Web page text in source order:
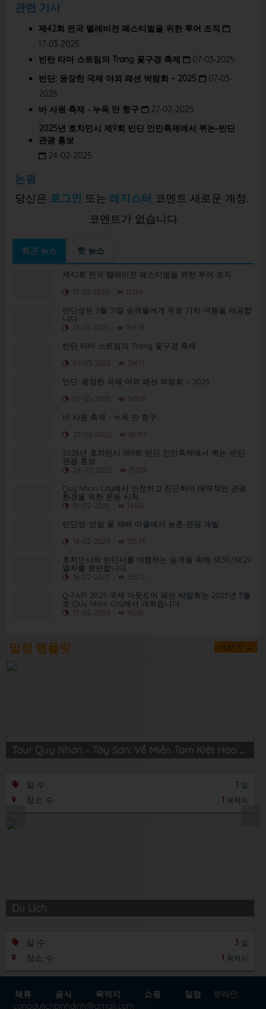
관련 기사
제42회 전국 텔레비전 페스티벌을 위한 투어 조직
17-03-2025
빈탄 타마 스트림의 Trang 꽃구경 축제
07-03-2025
빈딘: 웅장한 국제 야외 패션 박람회 – 2025
07-03-
2025
바 사원 축제 - 누옥 만 항구
27-02-2025
2025년 호치민시 제9회 빈딘 인민축제에서 퀴논-빈딘
관광 홍보
24-02-2025
논평
당신은 로그인 또는 레지스터 코멘트 새로운 계정.
코멘트가 없습니다
최근 뉴스 핫 뉴스
제42회 전국 텔레비전 페스티벌을 위한 투어 조직
17-03-2025 15194
빈딘성은 3월 31일 승객들에게 무료 기차 여행을 제공합
니다.
13-03-2025 15438
빈탄 타마 스트림의 Trang 꽃구경 축제
07-03-2025 13477
빈딘: 웅장한 국제 야외 패션 박람회 – 2025
07-03-2025 16308
바 사원 축제 - 누옥 만 항구
27-02-2025 18097
2025년 호치민시 제9회 빈딘 인민축제에서 퀴논-빈딘
관광 홍보
24-02-2025 15038
Quy Nhon City에서 안전하고 친근하며 매력적인 관광
환경을 위한 운동 시작
19-02-2025 14106
빈딘성: 빈람 꽃 재배 마을에서 농촌 관광 개발
18-02-2025 15574
호치민시와 빈딘시를 여행하는 승객을 위해 SE30/SE29
열차를 증편합니다.
18-02-2025 15572
Q-FAIR 2025 국제 아웃도어 패션 박람회는 2025년 3월
초 Quy Nhon City에서 개최됩니다.
15-02-2025 16016
일정 템플릿 더보기 →
Tour Quy Nhơn - Tây Sơn: Về Miền Tam Kiệt Hào Hùng
일 수 1 일
장소 수 1 목적지
Du Lịch
일 수 3 일
장소 수 1 목적지
체류 음식 목적지 쇼핑 일정
핫라인:
congdulichbinhdinh@gmail.com